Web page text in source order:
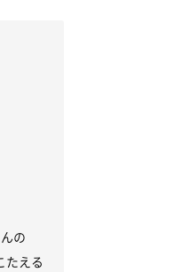
の
たえる